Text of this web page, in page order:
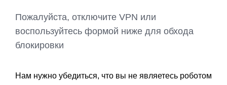
Пожалуйста, отключите VPN или
воспользуйтесь формой ниже для обхода
блокировки
Нам нужно убедиться, что вы не являетесь роботом